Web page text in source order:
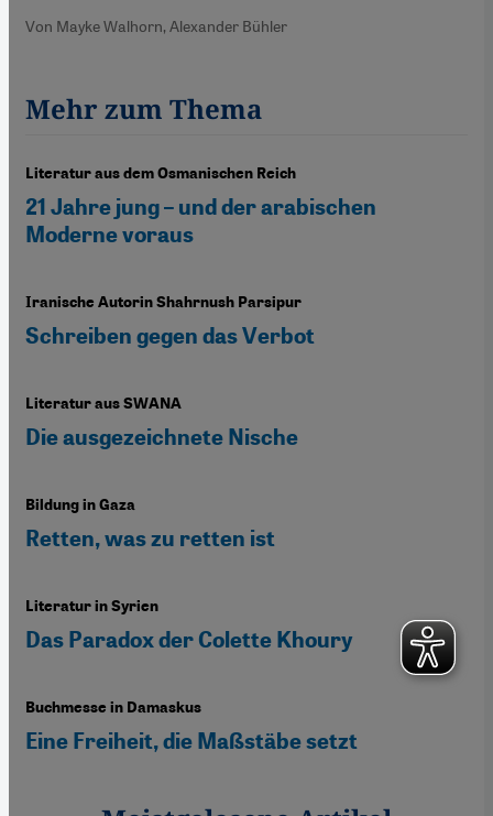
Von Mayke Walhorn, Alexander Bühler
Mehr zum Thema
Literatur aus dem Osmanischen Reich
21 Jahre jung – und der arabischen
Moderne voraus
Iranische Autorin Shahrnush Parsipur
Schreiben gegen das Verbot
Literatur aus SWANA
Die ausgezeichnete Nische
Bildung in Gaza
Retten, was zu retten ist
Literatur in Syrien
Das Paradox der Colette Khoury
Buchmesse in Damaskus
Eine Freiheit, die Maßstäbe setzt